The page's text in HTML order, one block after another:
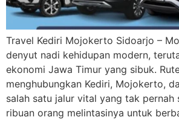
Travel Kediri Mojokerto Sidoarjo –
denyut nadi kehidupan modern,
ekonomi Jawa Timur yang sibuk.
menghubungkan Kediri, Mojokerto,
salah satu jalur vital yang tak pernah
ribuan orang melintasinya untuk